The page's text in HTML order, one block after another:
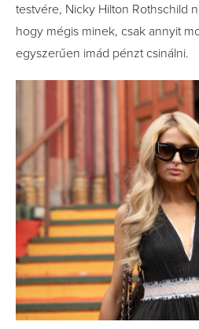
testvére, Nicky Hilton Rothschild
hogy mégis minek, csak annyit
egyszerűen imád pénzt csinálni.